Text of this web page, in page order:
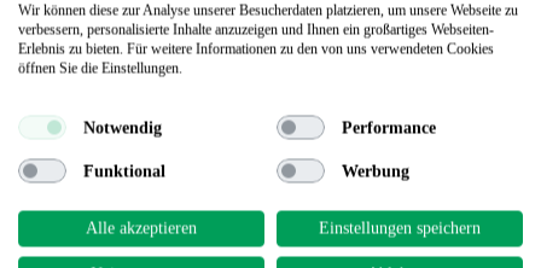
Terrassendielen
Wir können diese zur Analyse unserer Besucherdaten platzieren, um unsere Webseite zu
verbessern, personalisierte Inhalte anzuzeigen und Ihnen ein großartiges Webseiten-
Erlebnis zu bieten. Für weitere Informationen zu den von uns verwendeten Cookies
öffnen Sie die Einstellungen.
Notwendig Performance
Funktional Werbung
Alle akzeptieren Einstellungen speichern